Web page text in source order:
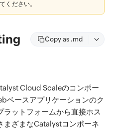
ください。
Copy as .md
Cloud Scaleのコンポー
ベースアプリケーションのク
ットフォームから直接ホス
まざまなCatalystコンポーネ